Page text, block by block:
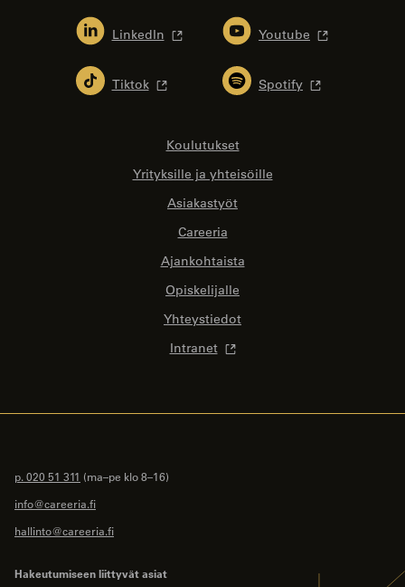
LinkedIn Youtube
Tiktok Spotify
Koulutukset
Yrityksille ja yhteisöille
Asiakastyöt
Careeria
Ajankohtaista
Opiskelijalle
Yhteystiedot
Intranet
p. 020 51 311 (ma–pe klo 8–16)
info@careeria.fi
hallinto@careeria.fi
Hakeutumiseen liittyvät asiat